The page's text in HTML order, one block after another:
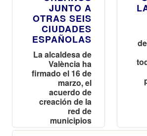
JUNTO A
OTRAS SEIS
CIUDADES
ESPAÑOLAS
La alcaldesa de
València ha
firmado el 16 de
marzo, el
acuerdo de
creación de la
red de
municipios
junto a